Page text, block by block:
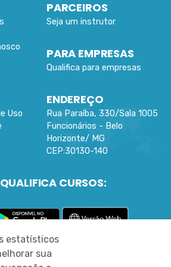
PARCEIROS
Seja um instrutor
PARA EMPRESAS
Qualifica para empresas
Uso
ENDEREÇO
Rua Paraíba, 330/Sala 1005
Funcionários - Belo
Horizonte/ MG
CEP:30130-140
CURSOS:
PELA MLEARN
estatísticos
sua